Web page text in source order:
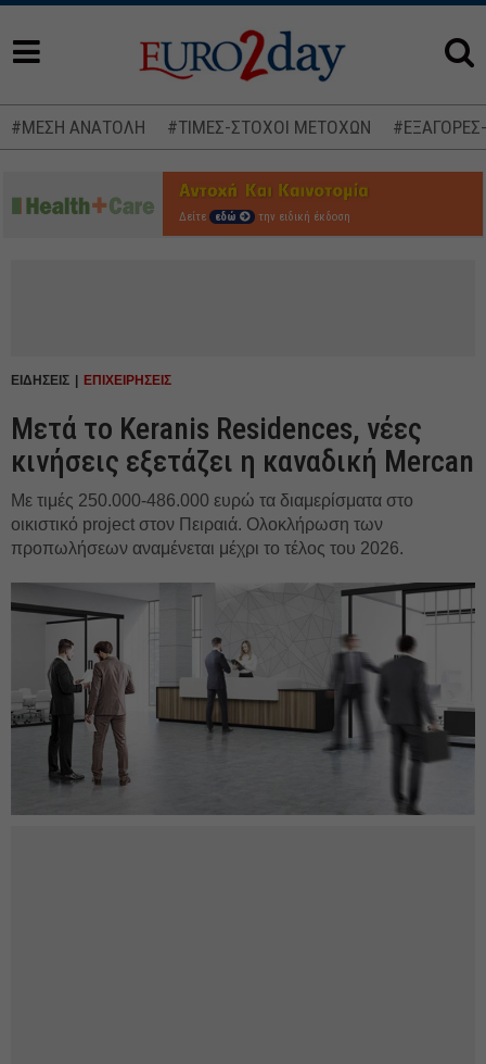
#ΜΕΣΗ ΑΝΑΤΟΛΗ #ΤΙΜΕΣ-ΣΤΟΧΟΙ ΜΕΤΟΧΩΝ
Δείτε εδώ την ειδική έκδοση
ΕΙΔΗΣΕΙΣ ΕΠΙΧΕΙΡΗΣΕΙΣ
Μετά το Keranis Residences, νέες
κινήσεις εξετάζει η καναδική Mercan
Με τιμές 250.000-486.000 ευρώ τα διαμερίσματα στο
οικιστικό project στον Πειραιά. Ολοκλήρωση των
προπωλήσεων αναμένεται μέχρι το τέλος του 2026.